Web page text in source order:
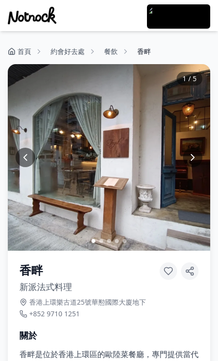
首頁 約會好去處 餐飲 香畔
1/5
香畔
新派法式料理
香港上環樂古道25號華懃國際大廈地下
+852 9710 1251
關於
香畔是位於香港上環區的歐陸菜餐廳，專門提供當代